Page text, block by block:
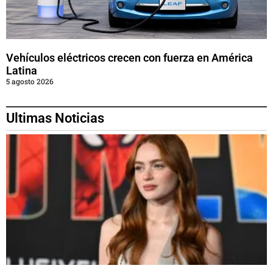
Vehículos eléctricos crecen con fuerza en América
Latina
5 agosto 2026
Ultimas Noticias